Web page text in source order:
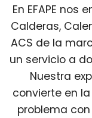
En EFAPE
Calderas,
ACS de la
un servicio a
Nuestra
convierte en
problema